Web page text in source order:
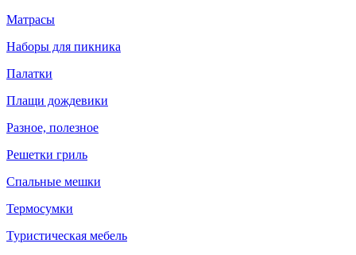
Матрасы
Наборы для пикника
Палатки
Плащи дождевики
Разное, полезное
Решетки гриль
Спальные мешки
Термосумки
Туристическая мебель